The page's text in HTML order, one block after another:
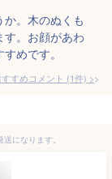
。木のぬくも
す。お顔があわ
めです。
すめコメント (1件) >
になります。